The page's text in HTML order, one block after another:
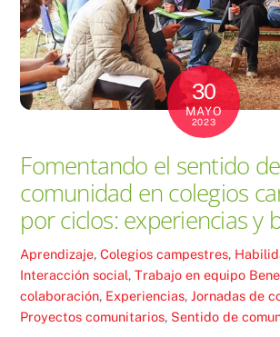
30
MAYO
2023
Fomentando el sentido de
comunidad en colegios
por ciclos: experiencias y
Aprendizaje,Colegios campestres,
Interacción social,Trabajo en equipo
colaboración, Experiencias,Jornadas de
Proyectos comunitarios, Sentido de